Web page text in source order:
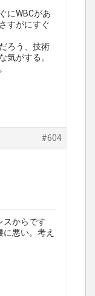
にWBCがあ
すがにすぐ
ろう、技術
気がする。
#604
スからです
悪い。考え